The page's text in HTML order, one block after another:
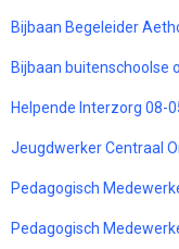
Bijbaan Begeleider
Bijbaan buitenschoolse
Helpende Interzorg 08-
Jeugdwerker Centraal
Pedagogisch
Pedagogisch